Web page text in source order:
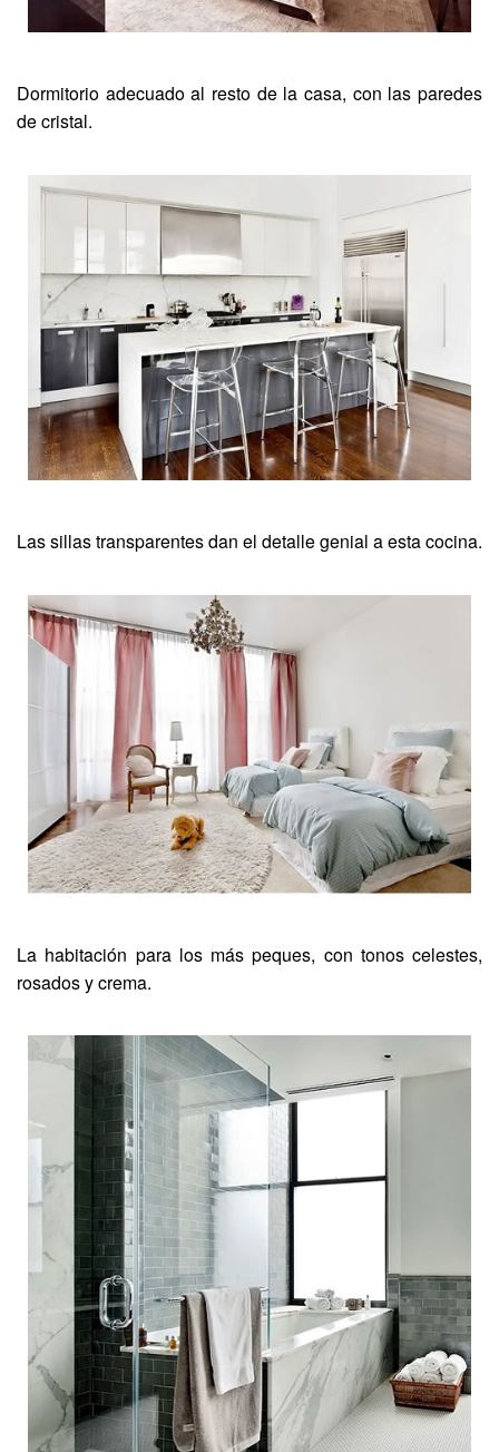
Dormitorio adecuado al resto de la casa, con las paredes
de cristal.
Las sillas transparentes dan el detalle genial a esta cocina.
La habitación para los más peques, con tonos celestes,
rosados y crema.